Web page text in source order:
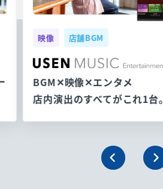
映像 店舗BGM
BGM✕映像✕エンタメ
店内演出のすべてがこれ1台。